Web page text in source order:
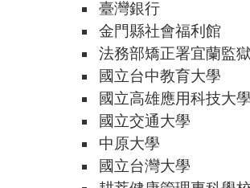
臺灣銀行
金門縣社會福利館
法務部矯正署宜蘭監獄
國立台中教育大學
國立高雄應用科技大學
國立交通大學
中原大學
國立台灣大學